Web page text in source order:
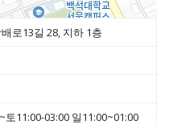
로13길 28, 지하 1층
토11:00-03:00 일11:00~01:00